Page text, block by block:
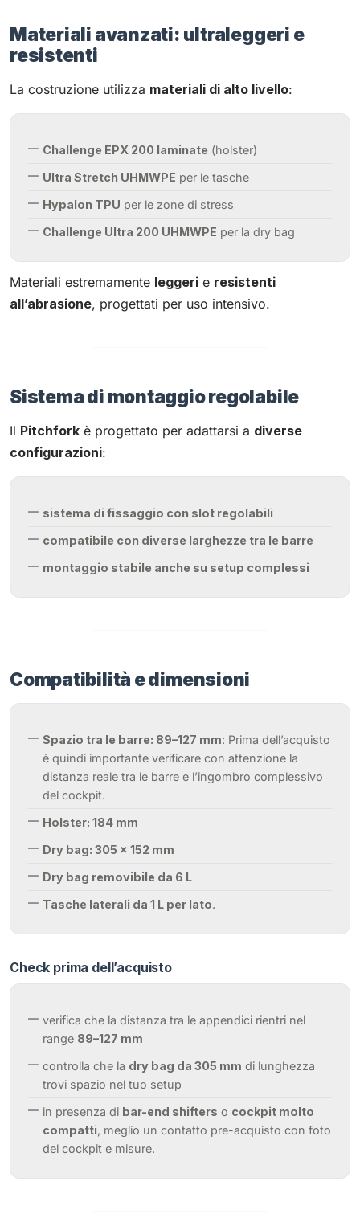
Materiali avanzati: ultraleggeri e
resistenti
La costruzione utilizza materiali di alto livello:
Challenge EPX 200 laminate (holster)
Ultra Stretch UHMWPE per le tasche
Hypalon TPU per le zone di stress
Challenge Ultra 200 UHMWPE per la dry bag
Materiali estremamente leggeri e resistenti
all’abrasione, progettati per uso intensivo.
Sistema di montaggio regolabile
Il Pitchfork è progettato per adattarsi a diverse
configurazioni:
sistema di fissaggio con slot regolabili
compatibile con diverse larghezze tra le barre
montaggio stabile anche su setup complessi
Compatibilità e dimensioni
Spazio tra le barre: 89–127 mm: Prima dell’acquisto
è quindi importante verificare con attenzione la
distanza reale tra le barre e l’ingombro complessivo
del cockpit.
Holster: 184 mm
Dry bag: 305 × 152 mm
Dry bag removibile da 6 L
Tasche laterali da 1 L per lato.
Check prima dell’acquisto
verifica che la distanza tra le appendici rientri nel
range 89–127 mm
controlla che la dry bag da 305 mm di lunghezza
trovi spazio nel tuo setup
in presenza di bar-end shifters o cockpit molto
compatti, meglio un contatto pre-acquisto con foto
del cockpit e misure.